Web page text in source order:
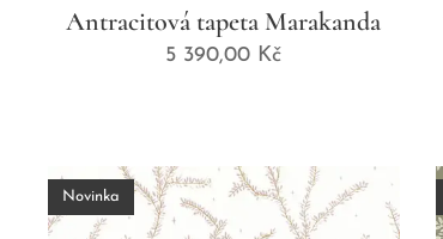
Antracitová tapeta Marakanda
5 390,00 Kč
Novinka